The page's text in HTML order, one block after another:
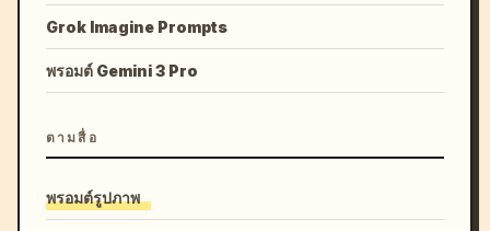
Grok Imagine Prompts
พรอมต์ Gemini 3 Pro
ตามสื่อ
พรอมต์รูปภาพ